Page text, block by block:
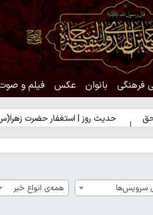
فرهنگی بانوان عکس فیلم و
روز | استغفار حضرت زهرا(س) برای
سرویس‌ها همه‌ی انواع خبر